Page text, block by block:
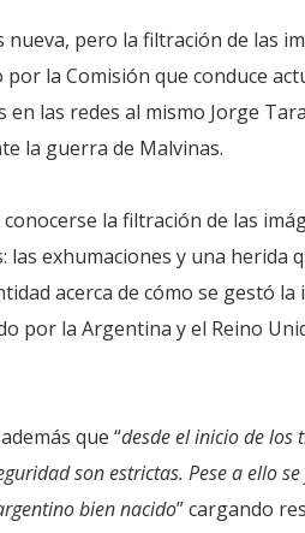
nueva, pero la filtración de las
la Comisión que conduce
las redes al mismo Jorge
la guerra de Malvinas.
conocerse la filtración de las
las exhumaciones y una herida
acerca de cómo se gestó
por la Argentina y el Reino
que “desde el inicio de los
son estrictas. Pese a ello
bien nacido” cargando